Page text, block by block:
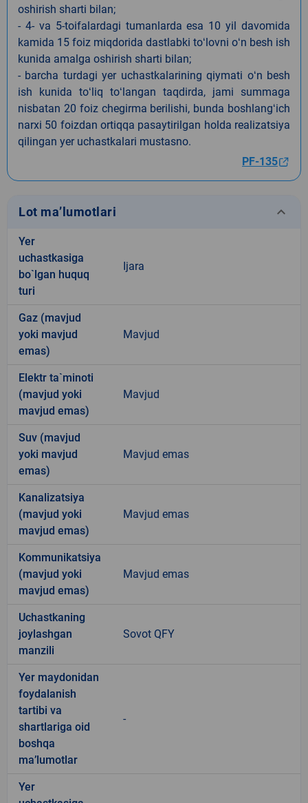
oshirish sharti bilan;
- 4- va 5-toifalardagi tumanlarda esa 10 yil davomida
kamida 15 foiz miqdorida dastlabki toʻlovni oʻn besh ish
kunida amalga oshirish sharti bilan;
- barcha turdagi yer uchastkalarining qiymati oʻn besh
ish kunida toʻliq toʻlangan taqdirda, jami summaga
nisbatan 20 foiz chegirma berilishi, bunda boshlangʻich
narxi 50 foizdan ortiqqa pasaytirilgan holda realizatsiya
qilingan yer uchastkalari mustasno.
PF-135
Lot ma’lumotlari keyboard_arrow_down
Yer
uchastkasiga
bo`lgan huquq
turi
Ijara
Gaz (mavjud
yoki mavjud
emas)
Mavjud
Elektr ta`minoti
(mavjud yoki
mavjud emas)
Mavjud
Suv (mavjud
yoki mavjud
emas)
Mavjud emas
Kanalizatsiya
(mavjud yoki
mavjud emas)
Mavjud emas
Kommunikatsiya
(mavjud yoki
mavjud emas)
Mavjud emas
Uchastkaning
joylashgan
manzili
Sovot QFY
Yer maydonidan
foydalanish
tartibi va
shartlariga oid
boshqa
ma’lumotlar
-
Yer